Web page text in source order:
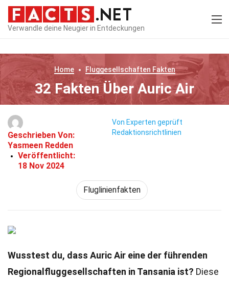
Verwandle deine Neugier in Entdeckungen
Home Fluggesellschaften Fakten
32 Fakten Über Auric Air
Geschrieben Von:
Yasmeen Redden
Veröffentlicht:
18 Nov 2024
Von Experten geprüft
Redaktionsrichtlinien
Fluglinienfakten
Wusstest du, dass Auric Air eine der führenden
Regionalfluggesellschaften in Tansania ist? Diese